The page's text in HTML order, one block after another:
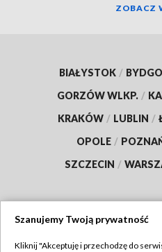
ZOBACZ
BIAŁYSTOK /
GORZÓW WLKP. /
KRAKÓW / LUBLIN /
OPOLE /
SZCZECIN /
Szanujemy Twoją prywatność
Kliknij "Akceptuję i przechodzę do